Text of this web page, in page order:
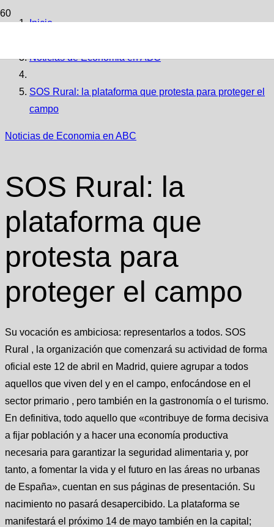
Inicio
Noticias de Economia en ABC
SOS Rural: la plataforma que protesta para proteger el
campo
Noticias de Economia en ABC
SOS Rural: la
plataforma que
protesta para
proteger el campo
Su vocación es ambiciosa: representarlos a todos. SOS
Rural , la organización que comenzará su actividad de forma
oficial este 12 de abril en Madrid, quiere agrupar a todos
aquellos que viven del y en el campo, enfocándose en el
sector primario , pero también en la gastronomía o el turismo.
En definitiva, todo aquello que «contribuye de forma decisiva
a fijar población y a hacer una economía productiva
necesaria para garantizar la seguridad alimentaria y, por
tanto, a fomentar la vida y el futuro en las áreas no urbanas
de España», cuentan en sus páginas de presentación. Su
nacimiento no pasará desapercibido. La plataforma se
manifestará el próximo 14 de mayo también en la capital;